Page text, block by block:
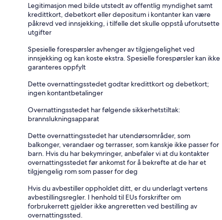
Legitimasjon med bilde utstedt av offentlig myndighet samt
kredittkort, debetkort eller depositum i kontanter kan være
påkrevd ved innsjekking, i tilfelle det skulle oppstå uforutsette
utgifter
Spesielle forespørsler avhenger av tilgjengelighet ved
innsjekking og kan koste ekstra. Spesielle forespørsler kan ikke
garanteres oppfylt
Dette overnattingsstedet godtar kredittkort og debetkort;
ingen kontantbetalinger
Overnattingsstedet har følgende sikkerhetstiltak:
brannslukningsapparat
Dette overnattingsstedet har utendørsområder, som
balkonger, verandaer og terrasser, som kanskje ikke passer for
barn. Hvis du har bekymringer, anbefaler vi at du kontakter
overnattingsstedet før ankomst for å bekrefte at de har et
tilgjengelig rom som passer for deg
Hvis du avbestiller oppholdet ditt, er du underlagt vertens
avbestillingsregler. I henhold til EUs forskrifter om
forbrukerrett gjelder ikke angreretten ved bestilling av
overnattingssted.